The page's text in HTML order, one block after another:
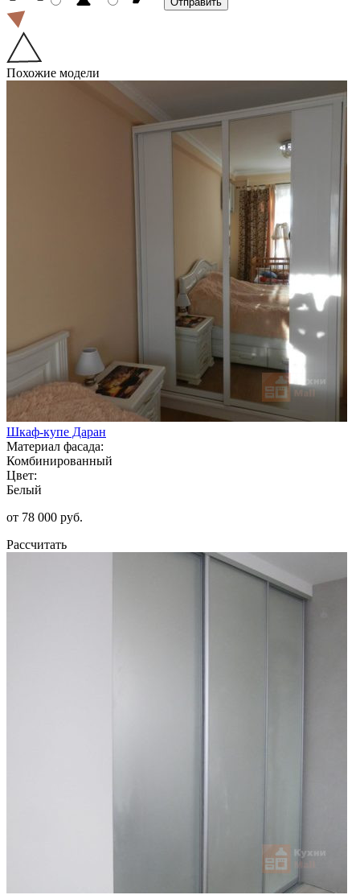
Похожие модели
Шкаф-купе Даран
Материал фасада:
Комбинированный
Цвет:
Белый
от 78 000 руб.
Рассчитать